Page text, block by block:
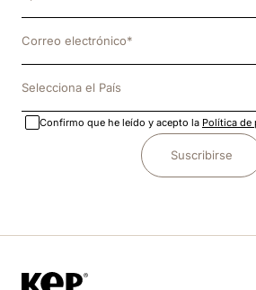
Selecciona el País
Confirmo que he leído y acepto la Política de
Suscribirse